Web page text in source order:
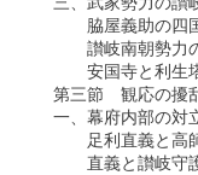
脇屋義助の四国
讃岐南朝勢力の
安国寺と利生
第三節　観応の擾
一、幕府内部の対
足利直義と高
直義と讃岐守護